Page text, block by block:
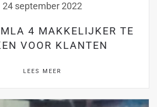
24 september 2022
4 MAKKELIJKER TE
VOOR KLANTEN
LEES MEER